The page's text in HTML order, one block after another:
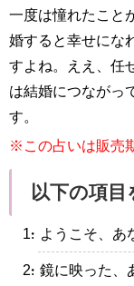
一度は憧れたこと
婚すると幸せに
すよね。ええ、任
は結婚につながっ
す。
※この占いは販売
以下の項
・ようこそ、あ
・鏡に映った、